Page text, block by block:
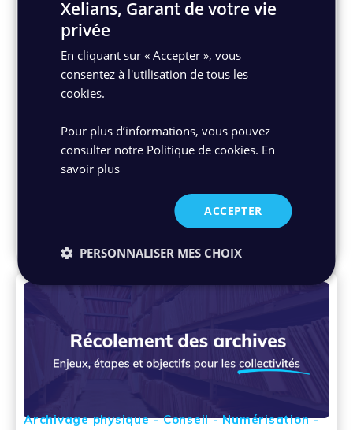
Archivage électronique
vos documents ?
Avec eIDAS v2, l’archivage électronique qualifié
l’intégrité, l’origine et la valeur probante des
Archivage physique - Conseil - Numérisation -
Xelians, Garant de votre vie
privée
En cliquant sur « Accepter », vous
consentez à l'utilisation de tous les
cookies.
Pour plus d’informations, vous pouvez
consulter notre Politique de cookies. En
savoir plus
ACCEPTER
PERSONNALISER MES CHOIX